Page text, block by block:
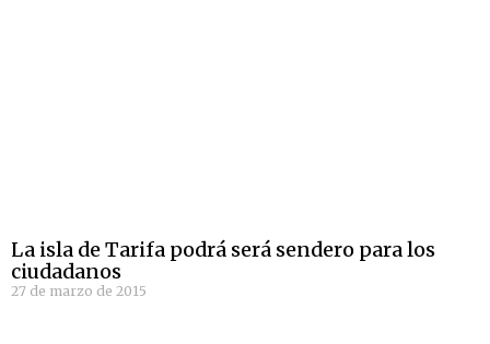
La isla de Tarifa podrá será sendero para los
ciudadanos
27 de marzo de 2015